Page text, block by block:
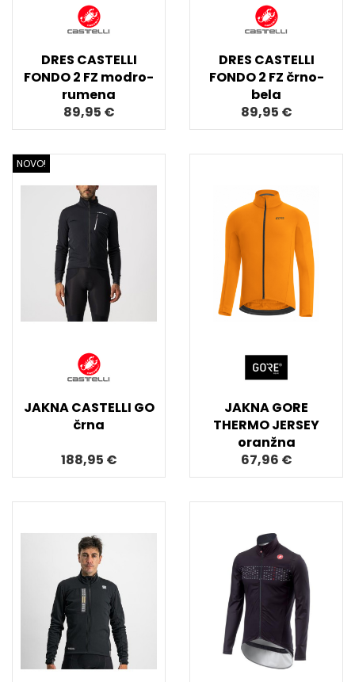
DRES CASTELLI
FONDO 2 FZ modro-
rumena
89,95 €
DRES CASTELLI
FONDO 2 FZ črno-
bela
89,95 €
NOVO!
JAKNA CASTELLI GO
črna
188,95 €
JAKNA GORE
THERMO JERSEY
oranžna
67,96 €